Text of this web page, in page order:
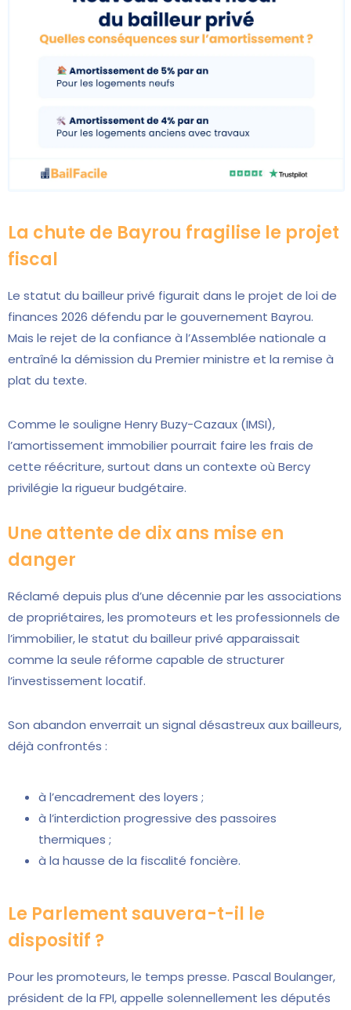
La chute de Bayrou fragilise le projet
fiscal
Le statut du bailleur privé figurait dans le projet de loi de
finances 2026 défendu par le gouvernement Bayrou.
Mais le rejet de la confiance à l’Assemblée nationale a
entraîné la démission du Premier ministre et la remise à
plat du texte.
Comme le souligne Henry Buzy-Cazaux (IMSI),
l’amortissement immobilier pourrait faire les frais de
cette réécriture, surtout dans un contexte où Bercy
privilégie la rigueur budgétaire.
Une attente de dix ans mise en
danger
Réclamé depuis plus d’une décennie par les associations
de propriétaires, les promoteurs et les professionnels de
l’immobilier, le statut du bailleur privé apparaissait
comme la seule réforme capable de structurer
l’investissement locatif.
Son abandon enverrait un signal désastreux aux bailleurs,
déjà confrontés :
à l’encadrement des loyers ;
à l’interdiction progressive des passoires
thermiques ;
à la hausse de la fiscalité foncière.
Le Parlement sauvera-t-il le
dispositif ?
Pour les promoteurs, le temps presse. Pascal Boulanger,
président de la FPI, appelle solennellement les députés